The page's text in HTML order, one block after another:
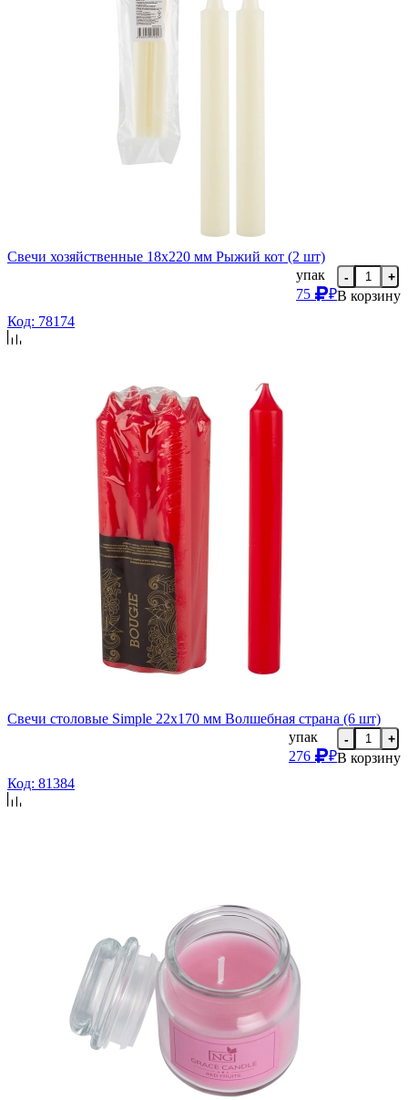
Свечи хозяйственные 18х220 мм Рыжий кот (2 шт)
упак
75
₽
- +
В корзину
Код: 78174
Свечи столовые Simple 22х170 мм Волшебная страна (6 шт)
упак
276
₽
- +
В корзину
Код: 81384